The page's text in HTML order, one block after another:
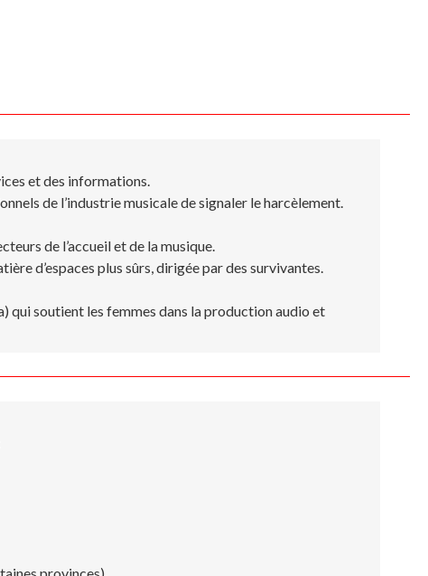
et des informations.
de l’industrie musicale de signaler le harcèlement.
de l’accueil et de la musique.
d’espaces plus sûrs, dirigée par des survivantes.
soutient les femmes dans la production audio et
provinces).